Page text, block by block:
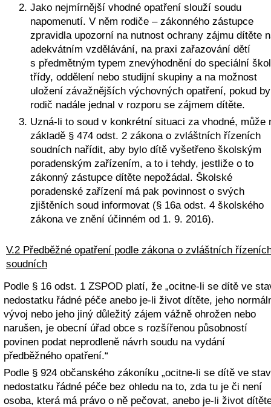
Jako nejmírnější vhodné opatření slouží soudu
napomenutí. V něm rodiče – zákonného zástupce
zpravidla upozorní na nutnost ochrany zájmu dítěte
adekvátním vzdělávání, na praxi zařazování dětí
s předmětným typem znevýhodnění do speciální
třídy, oddělení nebo studijní skupiny a na možnost
uložení závažnějších výchovných opatření, pokud by
rodič nadále jednal v rozporu se zájmem dítěte.
Uzná-li to soud v konkrétní situaci za vhodné, může
základě § 474 odst. 2 zákona o zvláštních řízeních
soudních nařídit, aby bylo dítě vyšetřeno školským
poradenským zařízením, a to i tehdy, jestliže o to
zákonný zástupce dítěte nepožádal. Školské
poradenské zařízení má pak povinnost o svých
zjištěních soud informovat (§ 16a odst. 4 školského
zákona ve znění účinném od 1. 9. 2016).
V.2 Předběžné opatření podle zákona o zvláštních
soudních
Podle § 16 odst. 1 ZSPOD platí, že „ocitne-li se dítě ve
nedostatku řádné péče anebo je-li život dítěte, jeho
vývoj nebo jeho jiný důležitý zájem vážně ohrožen nebo
narušen, je obecní úřad obce s rozšířenou působností
povinen podat neprodleně návrh soudu na vydání
předběžného opatření.“
Podle § 924 občanského zákoníku „ocitne-li se dítě ve
nedostatku řádné péče bez ohledu na to, zda tu je či není
osoba, která má právo o ně pečovat, anebo je-li život